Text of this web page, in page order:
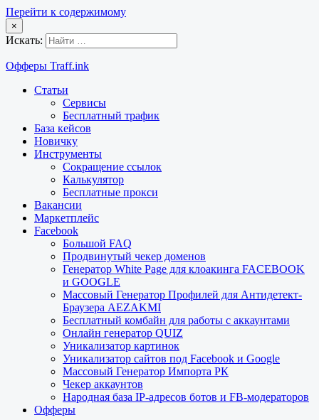
Перейти к содержимому
×
Искать:
Офферы Traff.ink
Статьи
Сервисы
Бесплатный трафик
База кейсов
Новичку
Инструменты
Сокращение ссылок
Калькулятор
Бесплатные прокси
Вакансии
Маркетплейс
Facebook
Большой FAQ
Продвинутый чекер доменов
Генератор White Page для клоакинга FACEBOOK
и GOOGLE
Массовый Генератор Профилей для Антидетект-
Браузера AEZAKMI
Бесплатный комбайн для работы с аккаунтами
Онлайн генератор QUIZ
Уникализатор картинок
Уникализатор сайтов под Facebook и Google
Массовый Генератор Импорта РК
Чекер аккаунтов
Народная база IP-адресов ботов и FB-модераторов
Офферы